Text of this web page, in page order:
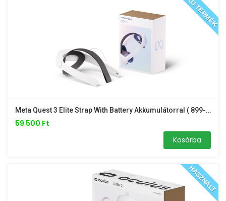
ÚJ TERMÉK
Meta Quest 3 Elite Strap With Battery Akkumulátorral ( 899-00560-02 ) / ÚJ /
59 500 Ft
Kosárba
HASZNÁLT